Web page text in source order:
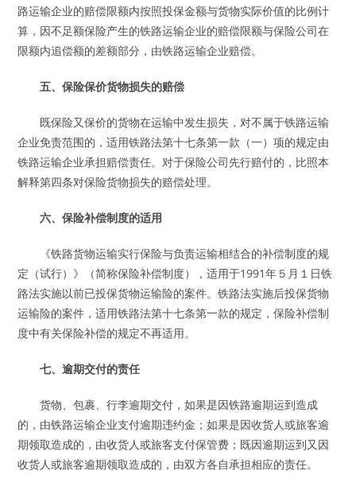
路运输企业的赔偿限额内按照投保金额与货物实际价值的比例计
算，因不足额保险产生的铁路运输企业的赔偿限额与保险公司在
限额内追偿额的差额部分，由铁路运输企业赔偿。
五、保险保价货物损失的赔偿
既保险又保价的货物在运输中发生损失，对不属于铁路运输
企业免责范围的，适用铁路法第十七条第一款（一）项的规定由
铁路运输企业承担赔偿责任。对于保险公司先行赔付的，比照本
解释第四条对保险货物损失的赔偿处理。
六、保险补偿制度的适用
《铁路货物运输实行保险与负责运输相结合的补偿制度的规
定（试行）》（简称保险补偿制度），适用于1991年５月１日铁
路法实施以前已投保货物运输险的案件。铁路法实施后投保货物
运输险的案件，适用铁路法第十七条第一款的规定，保险补偿制
度中有关保险补偿的规定不再适用。
七、逾期交付的责任
货物、包裹、行李逾期交付，如果是因铁路逾期运到造成
的，由铁路运输企业支付逾期违约金；如果是因收货人或旅客逾
期领取造成的，由收货人或旅客支付保管费；既因逾期运到又因
收货人或旅客逾期领取造成的，由双方各自承担相应的责任。